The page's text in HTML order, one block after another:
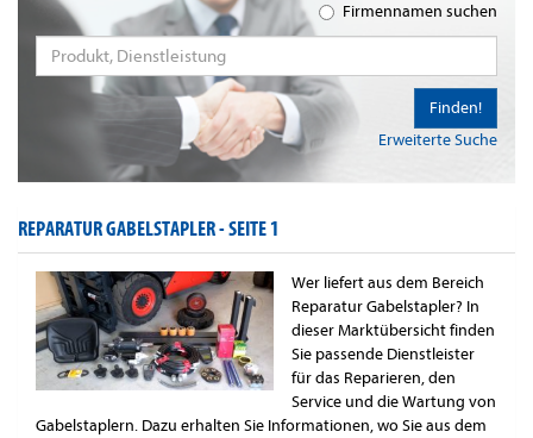
Firmennamen suchen
Erweiterte Suche
Finden!
REPARATUR GABELSTAPLER -SEITE 1
Wer liefert aus dem Bereich
Reparatur Gabelstapler? In
dieser Marktübersicht finden
Sie passende Dienstleister
für das Reparieren, den
Service und die Wartung von
Gabelstaplern. Dazu erhalten Sie Informationen, wo Sie aus dem